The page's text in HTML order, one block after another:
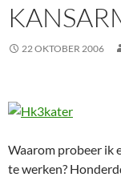
22 OKTOBER 2006
Waarom probeer ik
te werken?